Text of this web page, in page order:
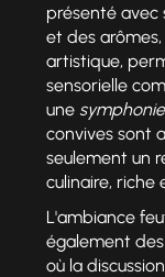
présenté avec
et des
artistique,
sensorielle
une
convives sont
seulement un
culinaire, riche
L'ambiance
également
où la